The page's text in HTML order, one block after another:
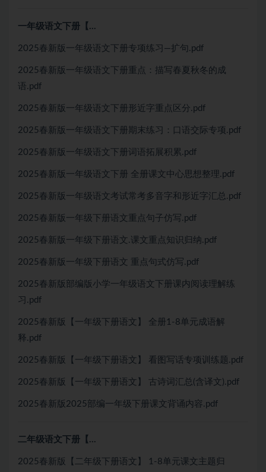
一年级语文下册【…
2025春新版一年级语文下册专项练习—扩句.pdf
2025春新版一年级语文下册重点：描写春夏秋冬的成
语.pdf
2025春新版一年级语文下册形近字重点区分.pdf
2025春新版一年级语文下册期末练习：口语交际专项.pdf
2025春新版一年级语文下册词语拓展积累.pdf
2025春新版一年级语文下册 全册课文中心思想整理.pdf
2025春新版一年级语文考试常考多音字和形近字汇总.pdf
2025春新版一年级下册语文重点句子仿写.pdf
2025春新版一年级下册语文.课文重点知识归纳.pdf
2025春新版一年级下册语文 重点句式仿写.pdf
2025春新版部编版小学一年级语文下册课内阅读理解练
习.pdf
2025春新版【一年级下册语文】 全册1-8单元成语解
释.pdf
2025春新版【一年级下册语文】 看图写话专项训练题.pdf
2025春新版【一年级下册语文】 古诗词汇总(含译文).pdf
2025春新版2025部编一年级下册课文背诵内容.pdf
二年级语文下册【…
2025春新版【二年级下册语文】 1-8单元课文主题归